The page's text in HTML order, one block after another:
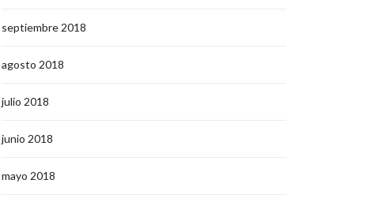
septiembre 2018
agosto 2018
julio 2018
junio 2018
mayo 2018